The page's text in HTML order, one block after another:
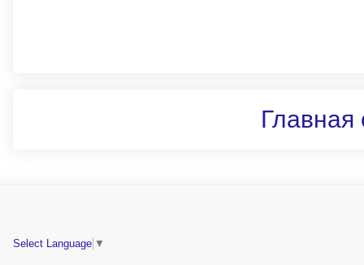
Главная
Select Language ▼